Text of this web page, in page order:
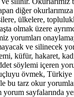
diğer
ülkelere,
olmak üzere
yorumları
ve silinecek
küfür, hakaret,
söylemi içeren
övmek, Türkiye
bu tarz okur
sayfalarında